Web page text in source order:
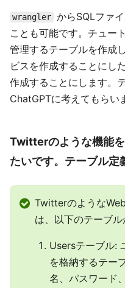
wrangler からSQLファ
ことも可能です。チュー
管理するテーブルを作成
ビスを作成することにし
作成することにします。
ChatGPTに考えてもらい
Twitterのような機能
たいです。テーブル定
Twitterのような
は、以下のテーブル
Usersテーブル:
を格納するテー
名、パスワード